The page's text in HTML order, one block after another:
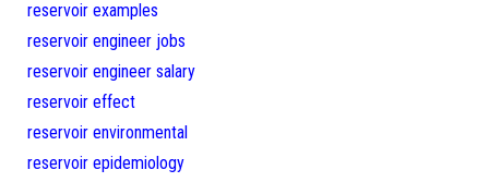
reservoir examples
reservoir engineer jobs
reservoir engineer salary
reservoir effect
reservoir environmental
reservoir epidemiology